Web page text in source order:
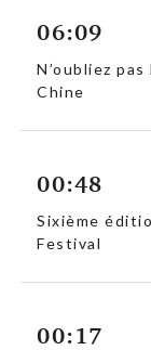
06:09
N’oubliez
Chine
00:48
Sixième
Festival
00:17